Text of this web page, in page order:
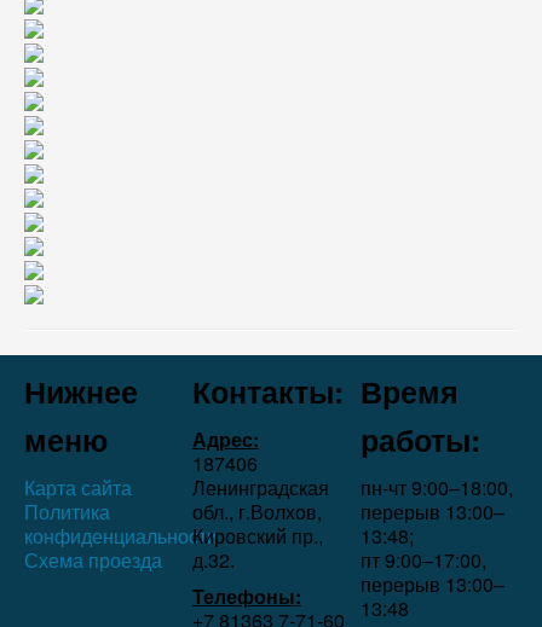
Нижнее
меню
Карта сайта
Политика
конфиденциальности
Схема проезда
Контакты:
Адрес:
187406
Ленинградская
обл., г.Волхов,
Кировский пр.,
д.32.
Телефоны:
+7 81363 7‑71-60
Время
работы:
пн-чт 9:00–18:00,
перерыв 13:00–
13:48;
пт 9:00–17:00,
перерыв 13:00–
13:48